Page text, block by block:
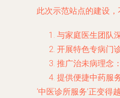
此次示范站点的建设
与家庭医生团队
开展特色专病门
推广治未病理念
提供便捷中药服
‘中医诊所服务’正变